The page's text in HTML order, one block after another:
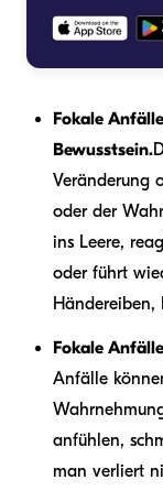
Fokale
Bewusstsein.
Veränderung
oder der
ins Leere,
oder führt
Händereiben,
Fokale
Anfälle
anfühlen,
man verliert